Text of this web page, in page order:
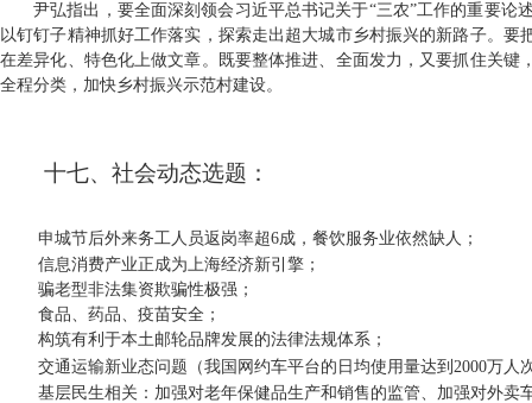
尹弘指出，要全面深刻领会习近平总书记关于“三农”工作的重要
以钉钉子精神抓好工作落实，探索走出超大城市乡村振兴的新路子。
在差异化、特色化上做文章。既要整体推进、全面发力，又要抓住关
全程分类，加快乡村振兴示范村建设。
十七、社会动态选题：
申城节后外来务工人员返岗率超6成，餐饮服务业依然缺人；
信息消费产业正成为上海经济新引擎；
骗老型非法集资欺骗性极强；
食品、药品、疫苗安全；
构筑有利于本土邮轮品牌发展的法律法规体系；
交通运输新业态问题 （我国网约车平台的日均使用量达到 2000万人
基层民生相关： 加强对老年保健品生产和销售的监管、加强对外